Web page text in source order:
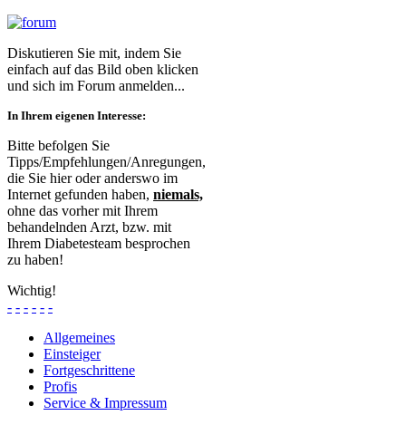
Diskutieren Sie mit, indem Sie
einfach auf das Bild oben klicken
und sich im Forum anmelden...
In Ihrem eigenen Interesse:
Bitte befolgen Sie
Tipps/Empfehlungen/Anregungen,
die Sie hier oder anderswo im
Internet gefunden haben, niemals,
ohne das vorher mit Ihrem
behandelnden Arzt, bzw. mit
Ihrem Diabetesteam besprochen
zu haben!
Wichtig!
- - - - - -
Allgemeines
Einsteiger
Fortgeschrittene
Profis
Service & Impressum